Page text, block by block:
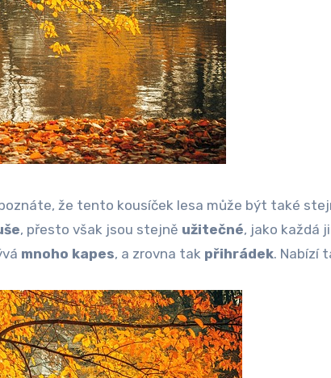
že tento kousíček lesa může být také
, přesto však jsou stejně užitečné, jako každá
mnoho kapes, a zrovna tak přihrádek. Nabízí